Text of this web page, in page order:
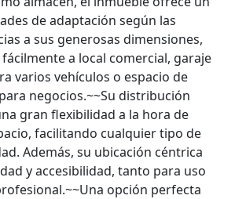
de adaptación según las
a sus generosas dimensiones,
a local comercial, garaje
varios vehículos o espacio de
negocios.~~Su distribución
gran flexibilidad a la hora de
facilitando cualquier tipo de
Además, su ubicación céntrica
y accesibilidad, tanto para uso
opción perfecta